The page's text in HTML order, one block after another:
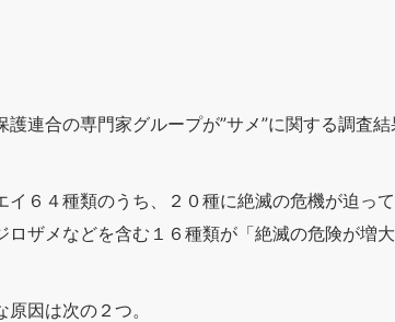
連合の専門家グループが”サメ”に関する調査結
イ６４種類のうち、２０種に絶滅の危機が迫っ
ザメなどを含む１６種類が「絶滅の危険が増
因は次の２つ。